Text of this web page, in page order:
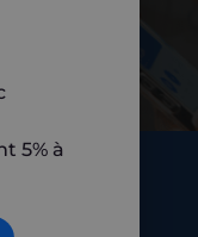
5% à